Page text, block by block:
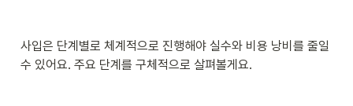
사입은 단계별로 체계적으로 진행해야 실수와 비용 낭비를 줄일
수 있어요. 주요 단계를 구체적으로 살펴볼게요.